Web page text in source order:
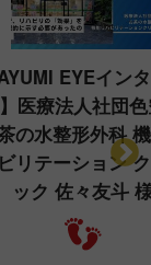
AYUMI EYEイン
医療法人社団
の水整形外科
リテーション
ック 佐々友斗